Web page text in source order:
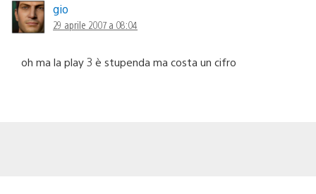
gio
29 aprile 2007 a 08:04
oh ma la play 3 è stupenda ma costa un cifro